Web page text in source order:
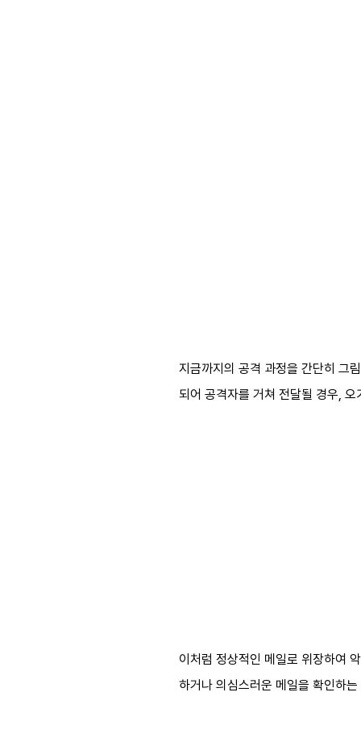
지금까지의 공격 과정을 간단히
되어 공격자를 거쳐 전달될 경우,
이처럼 정상적인 메일로 위장하여
하거나 의심스러운 메일을 확인하